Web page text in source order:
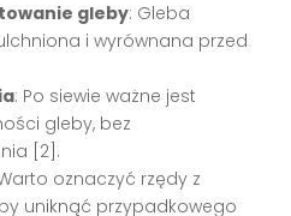
gleby: Gleba
i wyrównana przed
: Po siewie ważne jest
gleby, bez
[2].
oznaczyć rzędy z
uniknąć przypadkowego